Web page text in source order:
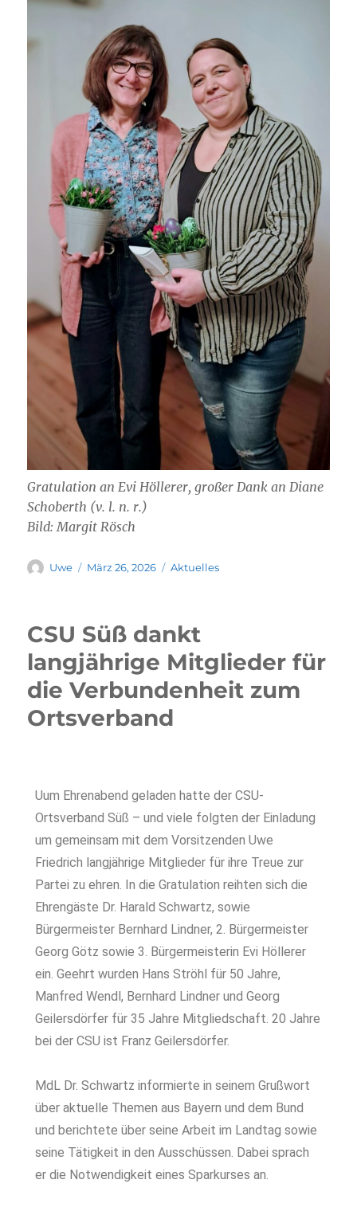
Gratulation an Evi Höllerer, großer Dank an Diane
Schoberth (v. l. n. r.)
Bild: Margit Rösch
Uwe März 26, 2026 Aktuelles
CSU Süß dankt
langjährige Mitglieder für
die Verbundenheit zum
Ortsverband
Uum Ehrenabend geladen hatte der CSU-
Ortsverband Süß – und viele folgten der Einladung
um gemeinsam mit dem Vorsitzenden Uwe
Friedrich langjährige Mitglieder für ihre Treue zur
Partei zu ehren. In die Gratulation reihten sich die
Ehrengäste Dr. Harald Schwartz, sowie
Bürgermeister Bernhard Lindner, 2. Bürgermeister
Georg Götz sowie 3. Bürgermeisterin Evi Höllerer
ein. Geehrt wurden Hans Ströhl für 50 Jahre,
Manfred Wendl, Bernhard Lindner und Georg
Geilersdörfer für 35 Jahre Mitgliedschaft. 20 Jahre
bei der CSU ist Franz Geilersdörfer.
MdL Dr. Schwartz informierte in seinem Grußwort
über aktuelle Themen aus Bayern und dem Bund
und berichtete über seine Arbeit im Landtag sowie
seine Tätigkeit in den Ausschüssen. Dabei sprach
er die Notwendigkeit eines Sparkurses an.